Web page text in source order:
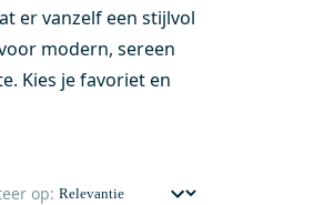
er vanzelf een stijlvol
modern, sereen
Kies je favoriet en
op: